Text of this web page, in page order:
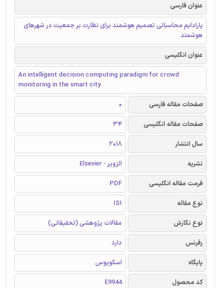
عنوان فارسی
پارادایم محاسباتی تصمیم هوشمند برای نظارت بر جمعیت در شهرهای
هوشمند
عنوان انگلیسی
An intelligent decision computing paradigm for crowd
monitoring in the smart city
صفحات مقاله فارسی
0
صفحات مقاله انگلیسی
34
سال انتشار
2018
نشریه
الزویر - Elsevier
فرمت مقاله انگلیسی
PDF
نوع مقاله
ISI
نوع نگارش
مقالات پژوهشی (تحقیقاتی)
رفرنس
دارد
پایگاه
اسکوپوس
کد محصول
E9944